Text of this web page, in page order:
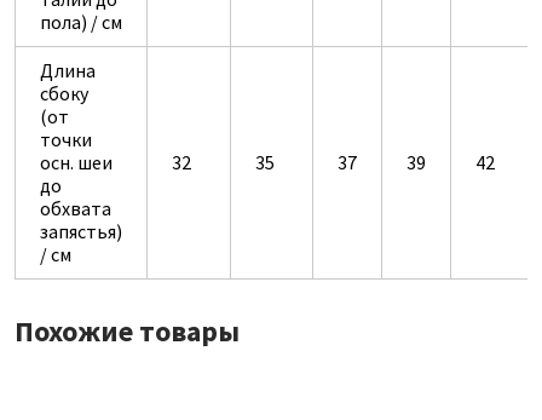
пола) / см
Длина
сбоку
(от
точки
осн. шеи
до
обхвата
запястья)
/ см
32 35 37 39 42
Похожие товары